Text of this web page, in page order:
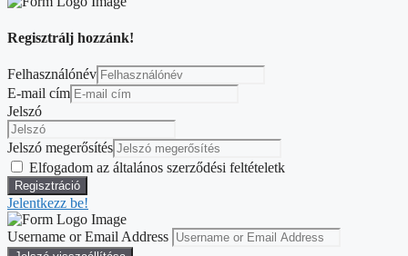
Regisztrálj hozzánk!
Felhasználónév
E-mail cím
Jelszó
Jelszó megerősítés
Elfogadom az általános szerződési feltételetk
Jelentkezz be!
Username or Email Address